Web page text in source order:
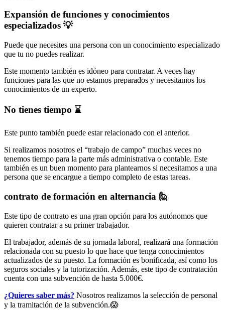
Expansión de funciones y conocimientos
especializados 💡
Puede que necesites una persona con un conocimiento especializado
que tu no puedes realizar.
Este momento también es idóneo para contratar. A veces hay
funciones para las que no estamos preparados y necesitamos los
conocimientos de un experto.
No tienes tiempo ⌛
Este punto también puede estar relacionado con el anterior.
Si realizamos nosotros el “trabajo de campo” muchas veces no
tenemos tiempo para la parte más administrativa o contable. Este
también es un buen momento para plantearnos si necesitamos a una
persona que se encargue a tiempo completo de estas tareas.
contrato de formación en alternancia 🙋
Este tipo de contrato es una gran opción para los autónomos que
quieren contratar a su primer trabajador.
El trabajador, además de su jornada laboral, realizará una formación
relacionada con su puesto lo que hace que tenga conocimientos
actualizados de su puesto. La formación es bonificada, así como los
seguros sociales y la tutorización. Además, este tipo de contratación
cuenta con una subvención de hasta 5.000€.
¿Quieres saber más? Nosotros realizamos la selección de personal
y la tramitación de la subvención.😱